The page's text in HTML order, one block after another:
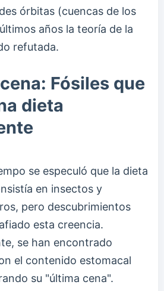
órbitas (cuencas de los
años la teoría de la
refutada.
Fósiles que
dieta
se especuló que la dieta
en insectos y
pero descubrimientos
esta creencia.
se han encontrado
el contenido estomacal
su "última cena".